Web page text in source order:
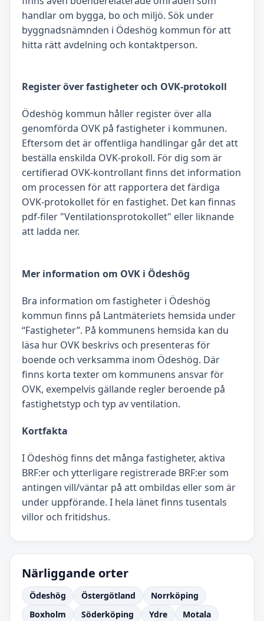
handlar om bygga, bo och miljö. Sök under
byggnadsnämnden i Ödeshög kommun för att
hitta rätt avdelning och kontaktperson.
Register över fastigheter och OVK-protokoll
Ödeshög kommun håller register över alla
genomförda OVK på fastigheter i kommunen.
Eftersom det är offentliga handlingar går det att
beställa enskilda OVK-prokoll. För dig som är
certifierad OVK-kontrollant finns det information
om processen för att rapportera det färdiga
OVK-protokollet för en fastighet. Det kan finnas
pdf-filer "Ventilationsprotokollet" eller liknande
att ladda ner.
Mer information om OVK i Ödeshög
Bra information om fastigheter i Ödeshög
kommun finns på Lantmäteriets hemsida under
“Fastigheter”. På kommunens hemsida kan du
läsa hur OVK beskrivs och presenteras för
boende och verksamma inom Ödeshög. Där
finns korta texter om kommunens ansvar för
OVK, exempelvis gällande regler beroende på
fastighetstyp och typ av ventilation.
Kortfakta
I Ödeshög finns det många fastigheter, aktiva
BRF:er och ytterligare registrerade BRF:er som
antingen vill/väntar på att ombildas eller som är
under uppförande. I hela länet finns tusentals
villor och fritidshus.
Närliggande orter
Ödeshög Östergötland
Norrköping
Boxholm
Söderköping Ydre
Motala